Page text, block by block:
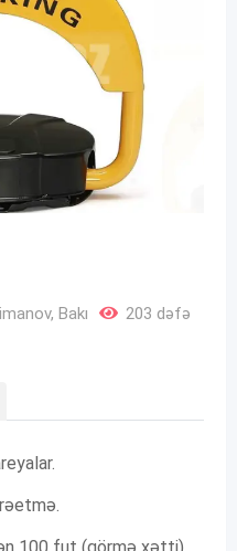
, Bakı
203 dəfə